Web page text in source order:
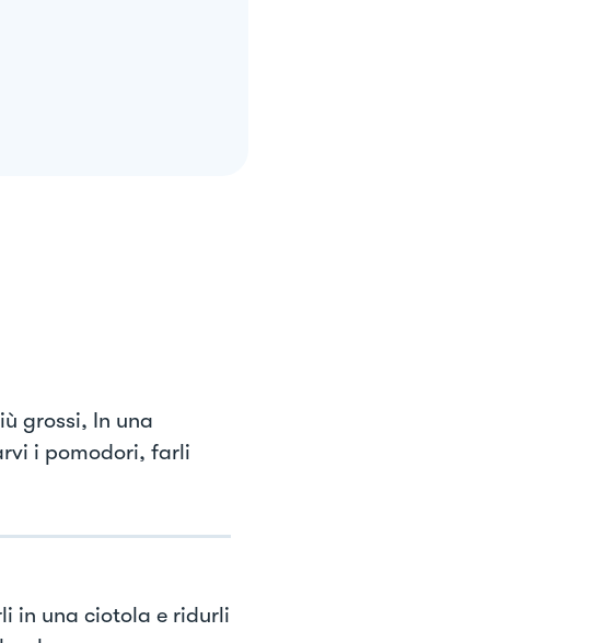
grossi, In una
i pomodori, farli
in una ciotola e ridurli